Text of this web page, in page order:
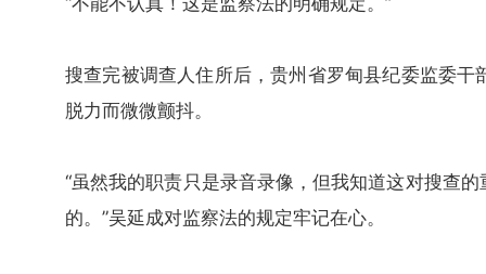
搜查完被调查人住所后，贵州省罗甸县纪委监委
脱力而微微颤抖。
“虽然我的职责只是录音录像，但我知道这对搜查
的。”吴延成对监察法的规定牢记在心。